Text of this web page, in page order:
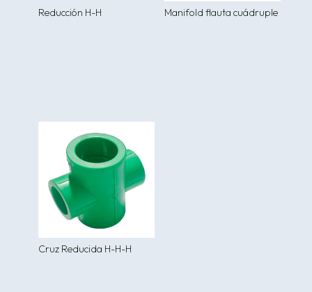
Reducción H-H Manifold flauta cuádruple
Cruz Reducida H-H-H